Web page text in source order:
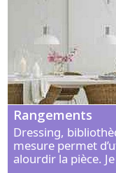
Rangements
Dressing,
mesure permet
alourdir la pièce.